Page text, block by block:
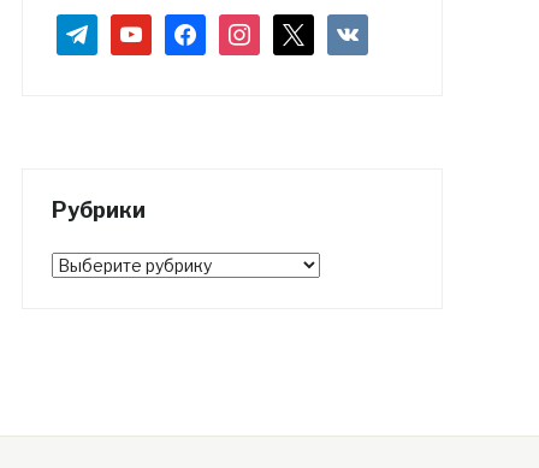
telegramyoutubefacebookinstagram vkontakte
Рубрики
Рубрики